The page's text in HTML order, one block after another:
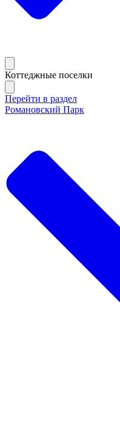
Коттеджные поселки
Перейти в раздел
Романовский Парк